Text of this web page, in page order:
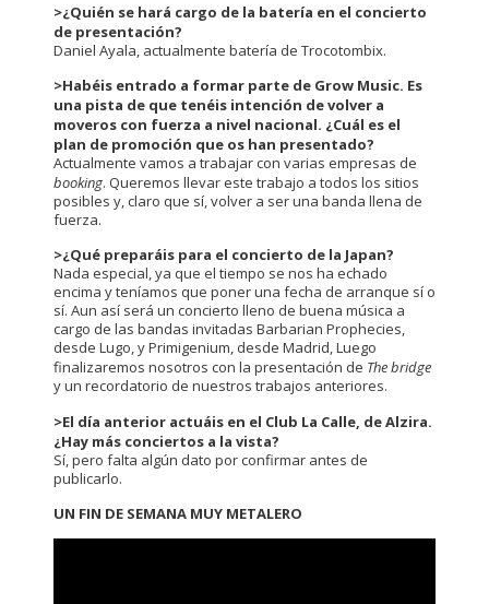
>¿Quién se hará cargo de la batería en el concierto
de presentación?
Daniel Ayala, actualmente batería de Trocotombix.
>Habéis entrado a formar parte de Grow Music. Es
una pista de que tenéis intención de volver a
moveros con fuerza a nivel nacional. ¿Cuál es el
plan de promoción que os han presentado?
Actualmente vamos a trabajar con varias empresas de
booking. Queremos llevar este trabajo a todos los sitios
posibles y, claro que sí, volver a ser una banda llena de
fuerza.
>¿Qué preparáis para el concierto de la Japan?
Nada especial, ya que el tiempo se nos ha echado
encima y teníamos que poner una fecha de arranque sí o
sí. Aun así será un concierto lleno de buena música a
cargo de las bandas invitadas Barbarian Prophecies,
desde Lugo, y Primigenium, desde Madrid, Luego
finalizaremos nosotros con la presentación de The bridge
y un recordatorio de nuestros trabajos anteriores.
>El día anterior actuáis en el Club La Calle, de Alzira.
¿Hay más conciertos a la vista?
Sí, pero falta algún dato por confirmar antes de
publicarlo.
UN FIN DE SEMANA MUY METALERO